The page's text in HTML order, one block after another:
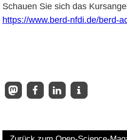
Schauen Sie sich das
https://www.berd-nfdi.de/berd-